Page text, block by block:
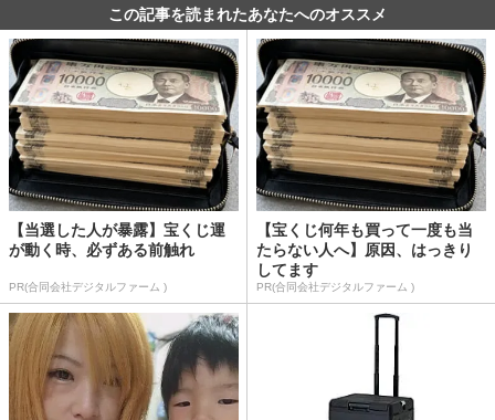
この記事を読まれたあなたへのオススメ
【当選した人が暴露】宝くじ運
が動く時、必ずある前触れ
PR(合同会社デジタルファーム )
【宝くじ何年も買って一度も当
たらない人へ】原因、はっきり
してます
PR(合同会社デジタルファーム )